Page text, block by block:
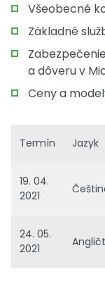
Všeobecné
Základné
a dôveru v
Ceny a
Termín Jazyk
19. 04.
2021
24. 05.
2021